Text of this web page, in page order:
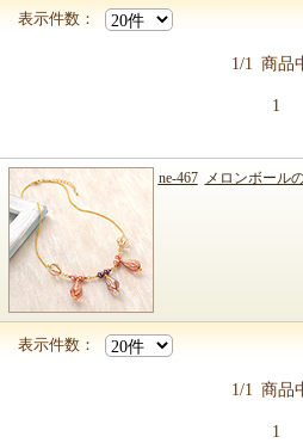
表示件数：
1/1 商品
1
ne-467 メロンボール
表示件数：
1/1 商品
1